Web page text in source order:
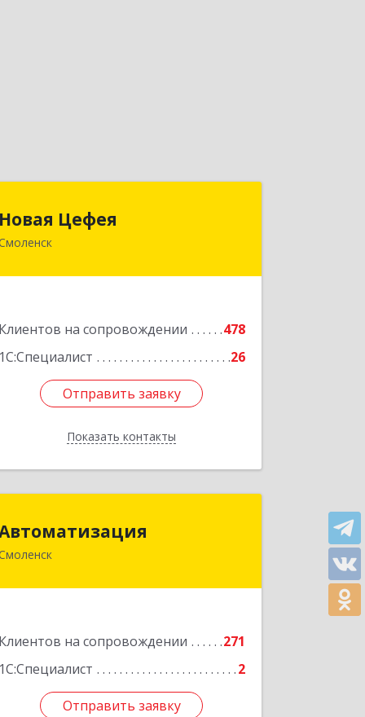
Новая Цефея
Клиентов на сопровождении
478
1С:Специалист
26
Отправить заявку
Показать контакты
214018, Смоленская обл, Смоленск г,
Отправить заявку
Назад
Клиентов на сопровождении
271
1С:Специалист
2
Отправить заявку
214019, Смоленская обл, Смоленск г,
Подробнее
Отправить заявку